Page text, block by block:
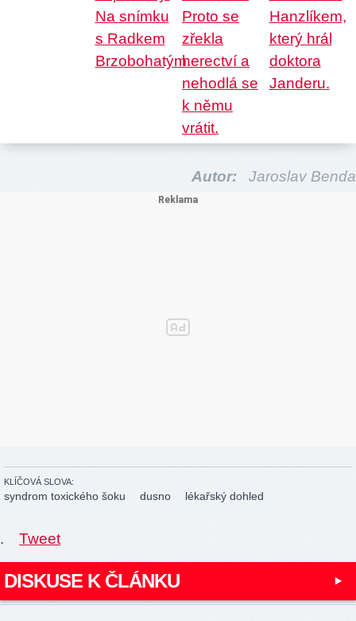
Autor: Jaroslav Benda
KLÍČOVÁ SLOVA:
syndrom toxického šoku dusno lékařský dohled
. Tweet
DISKUSE K ČLÁNKU